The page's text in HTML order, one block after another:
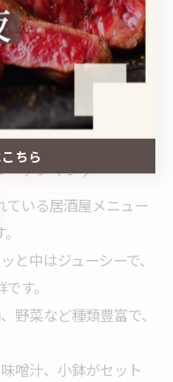
ューも活用し、伊勢佐
掘するのもおすすめで
者にも新鮮な発見が
ーランキング
いる居酒屋メニュー
中はジューシーで、
す。
菜など種類豊富で、
噌汁、小鉢がセット
ちら
ちら